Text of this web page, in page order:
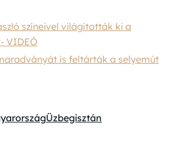
színeivel világították ki a
VIDEÓ
is feltárták a selyemút
Üzbegisztán